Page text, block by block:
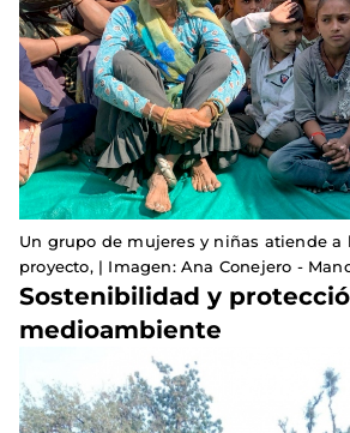
Un grupo de mujeres y niñas atiende a
proyecto, | Imagen: Ana Conejero -
Sostenibilidad y
medioambiente